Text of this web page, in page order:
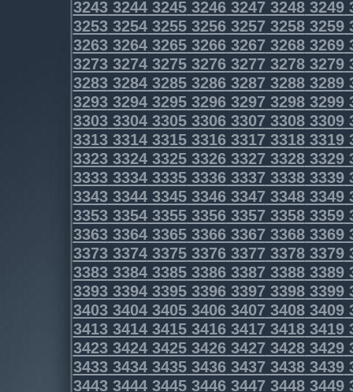
3243324432453246324732483249
3253325432553256325732583259
3263326432653266326732683269
3273327432753276327732783279
3283328432853286328732883289
3293329432953296329732983299
3303330433053306330733083309
3313331433153316331733183319
3323332433253326332733283329
3333333433353336333733383339
3343334433453346334733483349
3353335433553356335733583359
3363336433653366336733683369
3373337433753376337733783379
3383338433853386338733883389
3393339433953396339733983399
3403340434053406340734083409
3413341434153416341734183419
3423342434253426342734283429
3433343434353436343734383439
3443344434453446344734483449